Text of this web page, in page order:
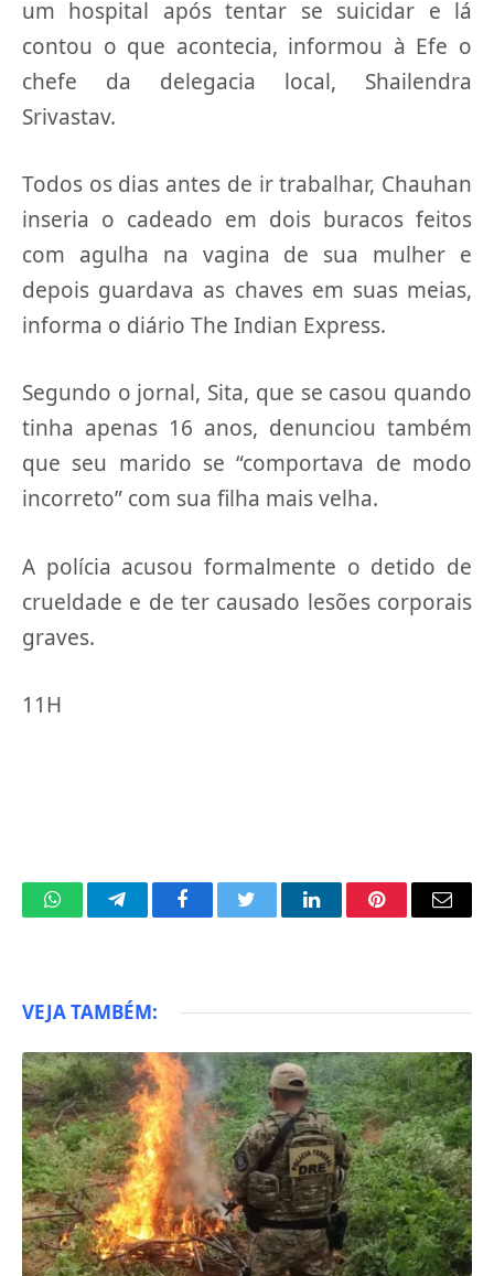
um hospital após tentar se suicidar e lá
contou o que acontecia, informou à Efe o
chefe da delegacia local, Shailendra
Srivastav.
Todos os dias antes de ir trabalhar, Chauhan
inseria o cadeado em dois buracos feitos
com agulha na vagina de sua mulher e
depois guardava as chaves em suas meias,
informa o diário The Indian Express.
Segundo o jornal, Sita, que se casou quando
tinha apenas 16 anos, denunciou também
que seu marido se “comportava de modo
incorreto” com sua filha mais velha.
A polícia acusou formalmente o detido de
crueldade e de ter causado lesões corporais
graves.
11H
WhatsAppTelegramFacebookTwitter LinkedInPinterestEmail
VEJA TAMBÉM: